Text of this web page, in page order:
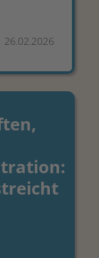
26.02.2026